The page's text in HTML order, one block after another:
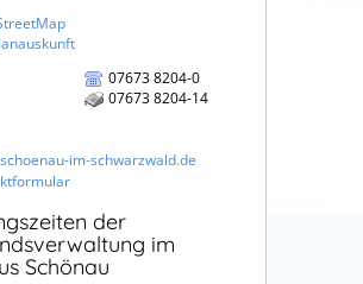
07673 8204-0
07673 8204-14
im-schwarzwald.de
der
im
Schönau